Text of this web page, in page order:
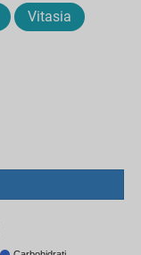
Vitasia